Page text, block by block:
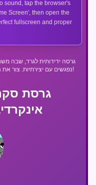
גרסת
נפגשים עם יצירתיות. צור את המוזיקה שלך ותהנה מחוויה אינטראקטיבית!
sound, tap the browser's
Screen', then open the
fullscreen and proper